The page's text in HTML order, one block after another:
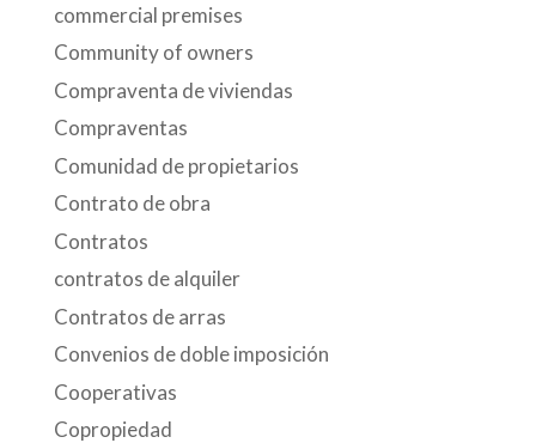
commercial premises
Community of owners
Compraventa de viviendas
Compraventas
Comunidad de propietarios
Contrato de obra
Contratos
contratos de alquiler
Contratos de arras
Convenios de doble imposición
Cooperativas
Copropiedad